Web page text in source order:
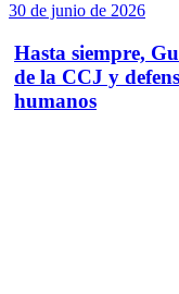
30 de junio de 2026
Hasta siempre,
de la CCJ y
humanos